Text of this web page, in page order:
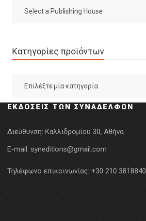
Κατηγορίες προϊόντων
ΕΚΔΌΣΕΙΣ ΤΩΝ ΣΥΝΑΔΈΛΦΩΝ
Διεύθυνση: Καλλιδρομίου 30, Αθήνα
E-mail: syneditions@gmail.com
Τηλέφωνο επικοινωνίας: +30 210 3818840